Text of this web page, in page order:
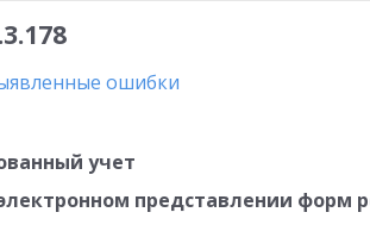
ошибки
учет
представлении форм